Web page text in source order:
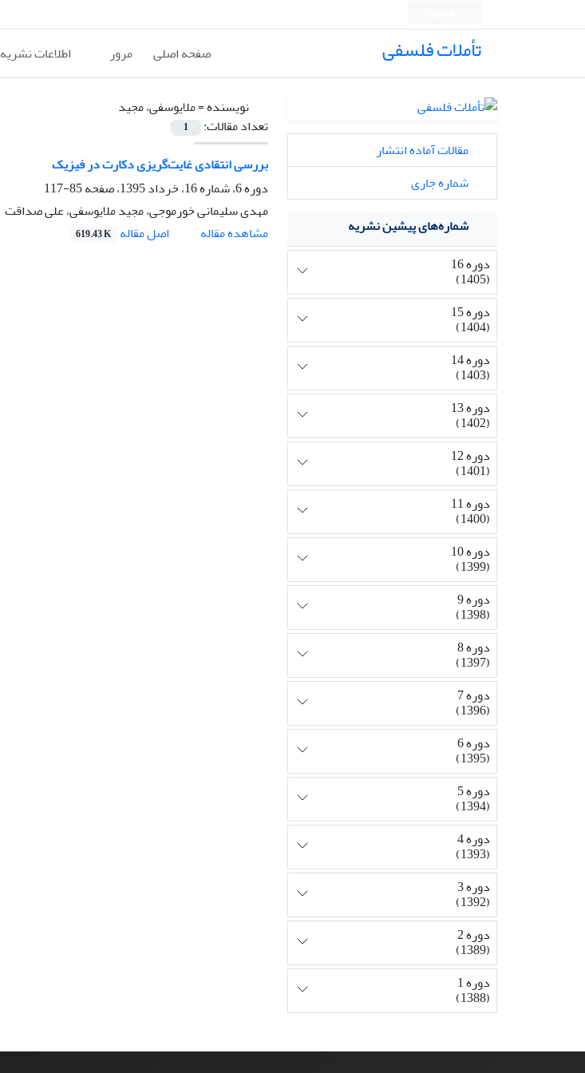
تأملات فلسفی صفحه اصلی مرور اطلاعات نشریه
نویسنده =ملایوسفی، مجید
تعداد مقالات:
1
بررسی انتقادی غایت‌گریزی دکارت در فیزیک
دوره 6، شماره 16، خرداد 1395، صفحه
85-117
مهدی سلیمانی خورموجی، مجید ملایوسفی، علی صداقت
مشاهده مقاله
اصل مقاله 619.43 K
مقالات آماده انتشار
شماره جاری
شماره‌های پیشین نشریه
دوره 16
(1405)
دوره 15
(1404)
دوره 14
(1403)
دوره 13
(1402)
دوره 12
(1401)
دوره 11
(1400)
دوره 10
(1399)
دوره 9
(1398)
دوره 8
(1397)
دوره 7
(1396)
دوره 6
(1395)
دوره 5
(1394)
دوره 4
(1393)
دوره 3
(1392)
دوره 2
(1389)
دوره 1
(1388)